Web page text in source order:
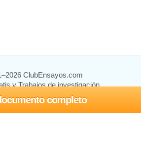
completo
ClubEnsayos.com
y Trabajos de investigación